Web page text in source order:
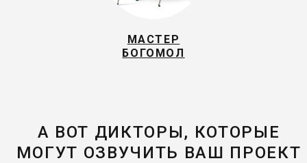
МАСТЕР
БОГОМОЛ
А ВОТ ДИКТОРЫ, КОТОРЫЕ
МОГУТ ОЗВУЧИТЬ ВАШ ПРОЕКТ